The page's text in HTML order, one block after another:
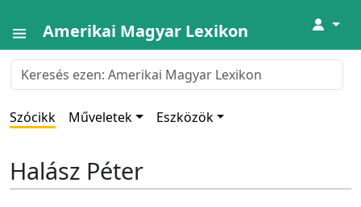
Amerikai Magyar Lexikon ↓
Szócikk Műveletek Eszközök
Halász Péter